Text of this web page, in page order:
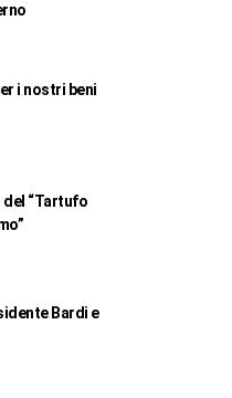
i nostri beni
del “Tartufo
Bardi e